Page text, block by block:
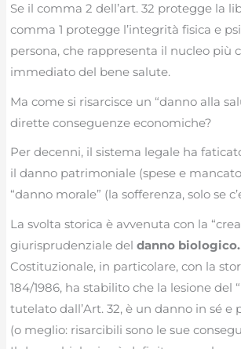
Se il comma 2 dell’art. 32 protegge la
comma 1 protegge l’integrità fisica e
persona, che rappresenta il nucleo più
immediato del bene salute.
Ma come si risarcisce un “danno alla
dirette conseguenze economiche?
Per decenni, il sistema legale ha
il danno patrimoniale (spese e
“danno morale” (la sofferenza, solo se
La svolta storica è avvenuta con la
giurisprudenziale deldanno biologico.
Costituzionale, in particolare, con la
184/1986, ha stabilito che la lesione del
tutelato dall’Art. 32, è un danno in sé e
(o meglio: risarcibili sono le sue